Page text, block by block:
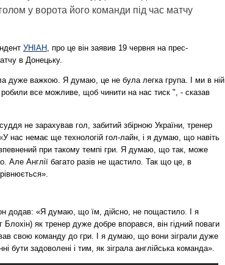
у ворота його команди під час матчу
УНІАН, про це він заявив 19 червня на прес-
в Донецьку.
дуже важкою. Я думаю, це не була легка група. І ми в ній
робили все можливе, щоб чинити на нас тиск ", - сказав
не зарахував гол, забитий збірною України, тренер
«У нас немає ще технологій гол-лайн, і я думаю, що навіть
при такому темпі гри. Я думаю, що так, може
Але Англії багато разів не щастило. Так що це, в
додав: «Я думаю, що їм, дійсно, не пощастило. І я
як тренер дуже добре впорався, він гідний поваги
свою команду до гри. І я думаю, що вони зіграли дуже
бути задоволені і тим, як зіграла англійська команда».